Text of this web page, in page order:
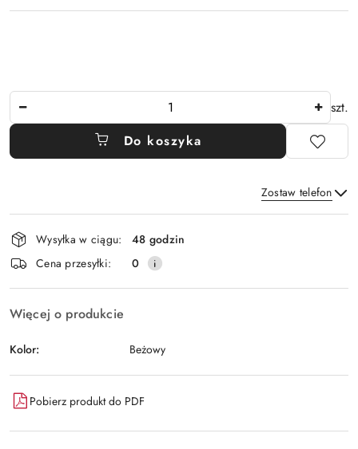
szt.
Do koszyka
Zostaw telefon
Wyślij
Dostępność
i
dostawa
Wysyłka w ciągu:
48 godzin
Cena przesyłki:
0
Więcej o produkcie
Kolor: Beżowy
Pobierz produkt do PDF